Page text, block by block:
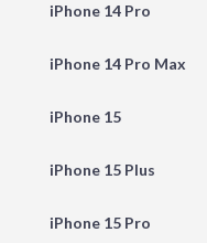
iPhone 14 Pro
iPhone 14 Pro Max
iPhone 15
iPhone 15 Plus
iPhone 15 Pro